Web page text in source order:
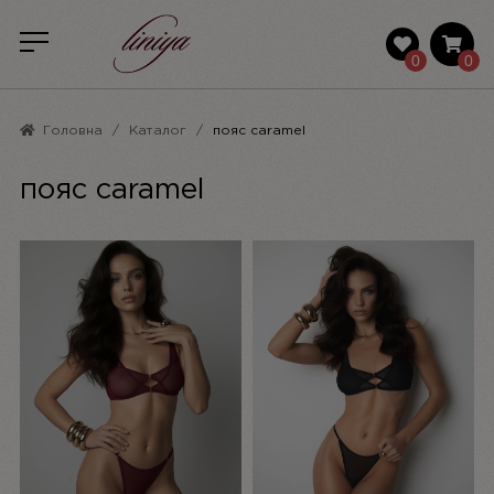
0
0
Головна Каталог пояс caramel
пояс caramel